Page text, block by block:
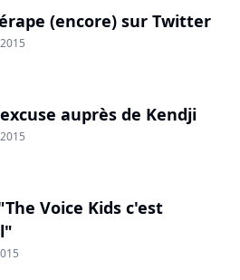
(encore) sur Twitter
auprès de Kendji
Voice Kids c'est